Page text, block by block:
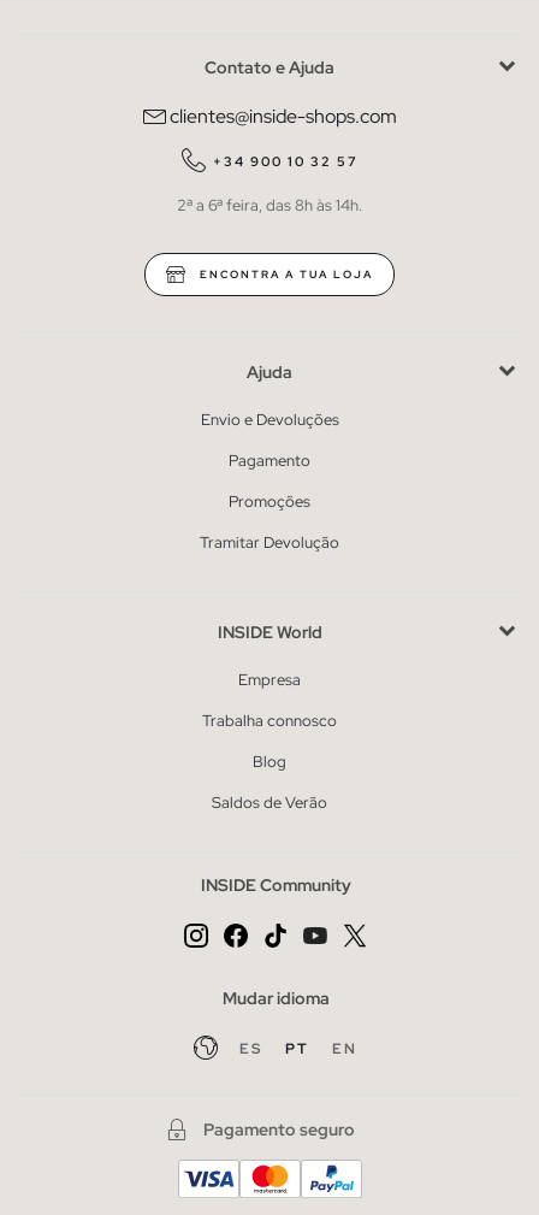
Contato e Ajuda
clientes@inside-shops.com
+34 900 10 32 57
2ª a 6ª feira, das 8h às 14h.
ENCONTRA A TUA LOJA
Ajuda
Envio e Devoluções
Pagamento
Promoções
Tramitar Devolução
INSIDE World
Empresa
Trabalha connosco
Blog
Saldos de Verão
INSIDE Community
Mudar idioma
ES PT EN
Pagamento seguro